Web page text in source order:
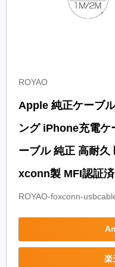
ROYAO
Apple 純正ケーブ
ング iPhone充電ケ
ーブル 純正 高耐
xconn製 MFI認証
ROYAO-foxconn-
楽